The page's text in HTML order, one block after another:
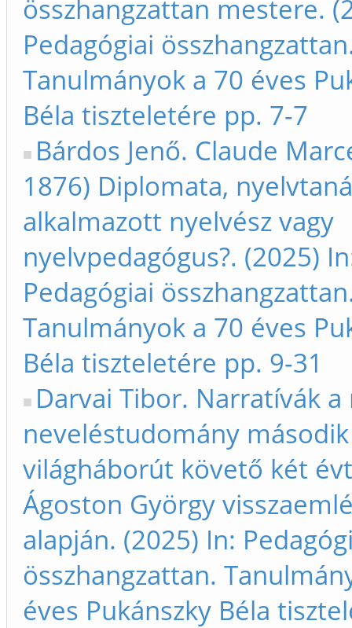
összhangzattan mestere.
Pedagógiai
Tanulmányok a 70 éves
Béla tiszteletére pp. 7-7
Bárdos Jenő. Claude
1876) Diplomata,
alkalmazott nyelvész vagy
nyelvpedagógus?. (2025)
Pedagógiai
Tanulmányok a 70 éves
Béla tiszteletére pp. 9-31
Darvai Tibor. Narratívák a
neveléstudomány második
világháborút követő két
Ágoston György
alapján. (2025) In:
összhangzattan.
éves Pukánszky Béla